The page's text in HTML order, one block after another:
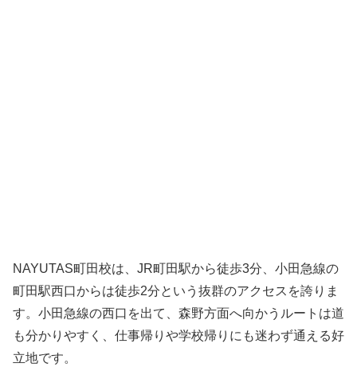
NAYUTAS町田校は、JR町田駅から徒歩3分、小田急線の
町田駅西口からは徒歩2分という抜群のアクセスを誇りま
す。小田急線の西口を出て、森野方面へ向かうルートは道
も分かりやすく、仕事帰りや学校帰りにも迷わず通える好
立地です。